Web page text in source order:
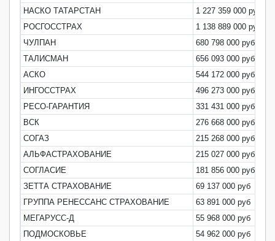
НАСКО ТАТАРСТАН
1 227 359 000 руб
РОСГОССТРАХ
1 138 889 000 руб
ЧУЛПАН
680 798 000 руб
ТАЛИСМАН
656 093 000 руб
АСКО
544 172 000 руб
ИНГОССТРАХ
496 273 000 руб
РЕСО-ГАРАНТИЯ
331 431 000 руб
ВСК
276 668 000 руб
СОГАЗ
215 268 000 руб
АЛЬФАСТРАХОВАНИЕ
215 027 000 руб
СОГЛАСИЕ
181 856 000 руб
ЗЕТТА СТРАХОВАНИЕ
69 137 000 руб
ГРУППА РЕНЕССАНС СТРАХОВАНИЕ
63 891 000 руб
МЕГАРУСС-Д
55 968 000 руб
ПОДМОСКОВЬЕ
54 962 000 руб